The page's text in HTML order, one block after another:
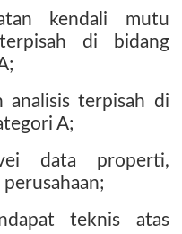
kendali mutu
di bidang
analisis terpisah di
A;
data properti,
teknis atas